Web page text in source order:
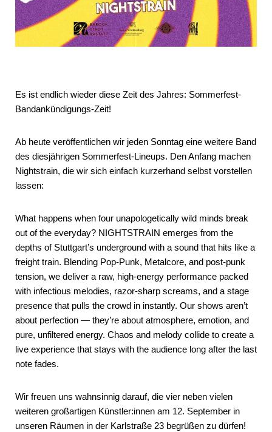
Es ist endlich wieder diese Zeit des Jahres: Sommerfest-
Bandankündigungs-Zeit!
Ab heute veröffentlichen wir jeden Sonntag eine weitere Band
des diesjährigen Sommerfest-Lineups. Den Anfang machen
Nightstrain, die wir sich einfach kurzerhand selbst vorstellen
lassen:
What happens when four unapologetically wild minds break
out of the everyday? NIGHTSTRAIN emerges from the
depths of Stuttgart’s underground with a sound that hits like a
freight train. Blending Pop-Punk, Metalcore, and post-punk
tension, we deliver a raw, high-energy performance packed
with infectious melodies, razor-sharp screams, and a stage
presence that pulls the crowd in instantly. Our shows aren’t
about perfection — they’re about atmosphere, emotion, and
pure, unfiltered energy. Chaos and melody collide to create a
live experience that stays with the audience long after the last
note fades.
Wir freuen uns wahnsinnig darauf, die vier neben vielen
weiteren großartigen Künstler:innen am 12. September in
unseren Räumen in der Karlstraße 23 begrüßen zu dürfen!